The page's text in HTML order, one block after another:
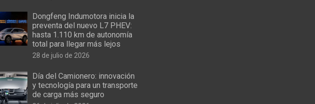
Dongfeng Indumotora inicia la
preventa del nuevo L7 PHEV:
hasta 1.110 km de autonomía
total para llegar más lejos
28 de julio de 2026
Día del Camionero: innovación
y tecnología para un transporte
de carga más seguro